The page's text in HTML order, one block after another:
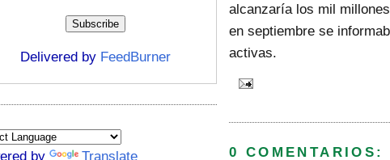
alcanzaría los mil
en septiembre se
activas.
0 COMENTARIOS:
Delivered by FeedBurner
by Translate